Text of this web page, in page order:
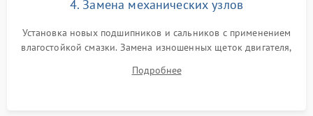
4. Замена механических узлов
Установка новых подшипников и сальников с применением
влагостойкой смазки. Замена изношенных щеток двигателя,
или поврежденной резиновой манжеты.
Подробнее